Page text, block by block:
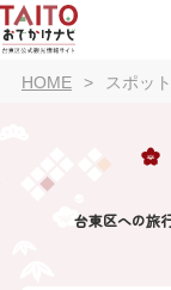
HOME スポッ
台東区への旅